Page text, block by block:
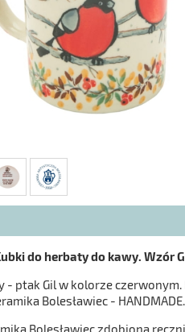
do herbaty do kawy. Wzór
- ptak Gil w kolorze
Bolesławiec - HANDMADE.
Bolesławiec zdobiona